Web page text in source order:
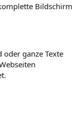
Bildschirm
ganze Texte